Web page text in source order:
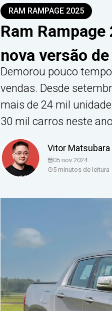
RAM RAMPAGE 2025
Ram
nova versão
Demorou pouco
vendas. Desde
mais de 24 mil
30 mil carros neste
Vitor Matsubara
05 nov 2024
5 minutos de leitura